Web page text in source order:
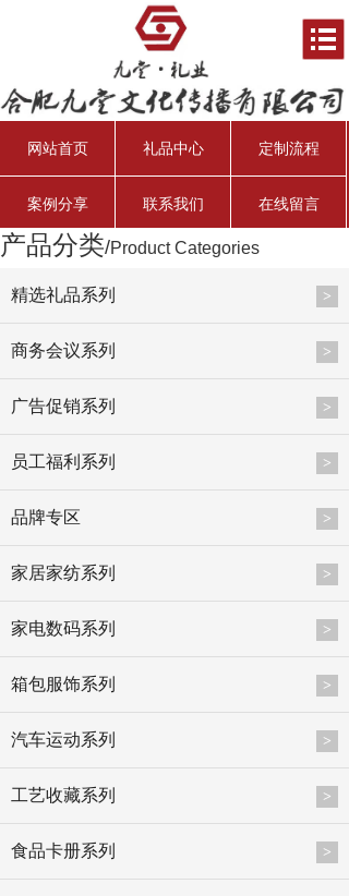
网站首页 礼品中心 定制流程
案例分享 联系我们 在线留言
资产管理经理 行业分析师 资深投资总监
产品分类/Product Categories
精选礼品系列 >
商务会议系列 >
广告促销系列 >
员工福利系列 >
品牌专区 >
家居家纺系列 >
家电数码系列 >
箱包服饰系列 >
汽车运动系列 >
工艺收藏系列 >
食品卡册系列 >